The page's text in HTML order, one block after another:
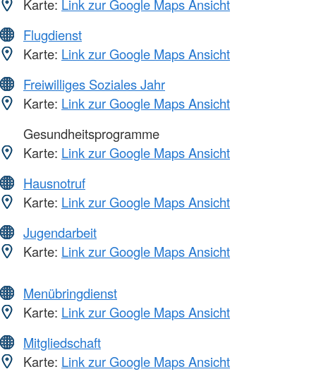
Karte: Link zur Google Maps Ansicht
Flugdienst
Karte: Link zur Google Maps Ansicht
Freiwilliges Soziales Jahr
Karte: Link zur Google Maps Ansicht
Gesundheitsprogramme
Karte: Link zur Google Maps Ansicht
Hausnotruf
Karte: Link zur Google Maps Ansicht
Jugendarbeit
Karte: Link zur Google Maps Ansicht
Menübringdienst
Karte: Link zur Google Maps Ansicht
Mitgliedschaft
Karte: Link zur Google Maps Ansicht